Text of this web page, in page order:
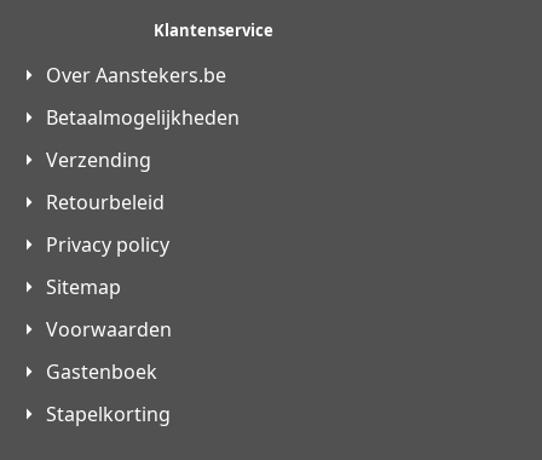
Klantenservice
Over Aanstekers.be
Betaalmogelijkheden
Verzending
Retourbeleid
Privacy policy
Sitemap
Voorwaarden
Gastenboek
Stapelkorting